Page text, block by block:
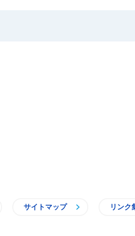
サイトマップ リンク